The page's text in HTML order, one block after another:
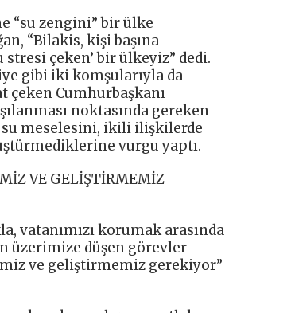
“su zengini” bir ülke
“Bilakis, kişi başına
çeken’ bir ülkeyiz” dedi.
gibi iki komşularıyla da
Cumhurbaşkanı
noktasında gereken
meselesini, ikili ilişkilerde
vurgu yaptı.
VE GELİŞTİRMEMİZ
vatanımızı korumak arasında
üzerimize düşen görevler
ve geliştirmemiz gerekiyor”